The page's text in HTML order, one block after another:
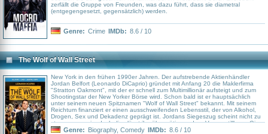
zerfällt die Gruppe von Freunden, was dazu führt, dass sie diametral
(entgegengesetzt, gegensätzlich) werden.
Genre: Crime IMDb: 8.6 / 10
The Wolf of Wall Street
New York in den frühen 1990er Jahren. Der aufstrebende Aktienhändler
Jordan Belfort (Leonardo DiCaprio) gründet mit Anfang 20 die Maklerfirma
"Stratton Oakmont", mit der er schnell zum Multimillionär aufsteigt und zum
Shootingstar der New Yorker Börse wird. Schon bald ist er hauptsächlich
unter seinem neuen Spitznamen "Wolf of Wall Street" bekannt. Mit seinem
Reichtum finanziert er einen ausschweifenden Lebensstil, der von Alkohol,
Drogen, Sex und Dekadenz geprägt ist. Jordans Siegeszug scheint nicht zu
stoppen zu sein, doch dies lässt ihn übermütig werden. Von unstillbarer Gier
getrieben und mit dem Gefühl der Unbesiegbarkeit im Rücken lassen er und
Genre: Biography, Comedy IMDb: 8.6 / 10